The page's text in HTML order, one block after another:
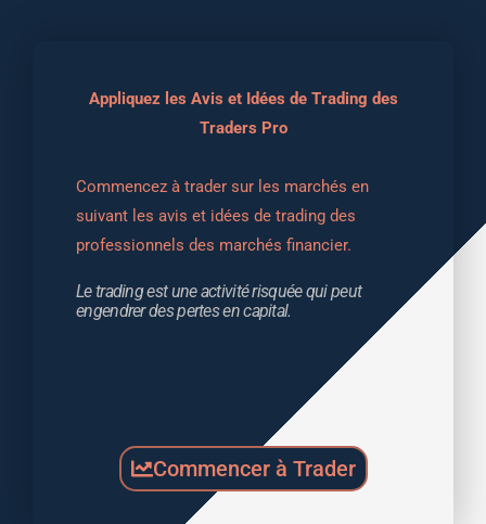
Appliquez les Avis et Idées de Trading des
Traders Pro
Commencez à trader sur les marchés en
suivant les avis et idées de trading des
professionnels des marchés financier.
Le trading est une activité risquée qui peut
engendrer des pertes en capital.
Commencer à Trader